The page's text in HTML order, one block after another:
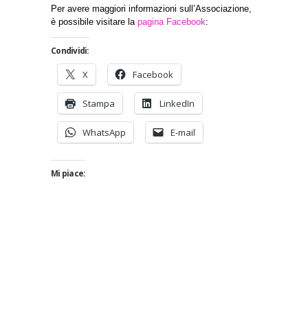
Per avere maggiori informazioni sull’Associazione,
è possibile visitare lapagina Facebook:
Condividi:
X Facebook
Stampa LinkedIn
WhatsApp E-mail
Mi piace: